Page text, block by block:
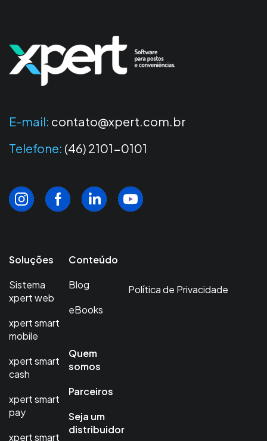
E-mail: contato@xpert.com.br
Telefone: (46) 2101-0101
Soluções
Sistema
xpert web
xpert smart
mobile
xpert smart
cash
xpert smart
pay
xpert smart
Conteúdo
Blog
eBooks
Quem
somos
Parceiros
Seja um
distribuidor
Política de Privacidade